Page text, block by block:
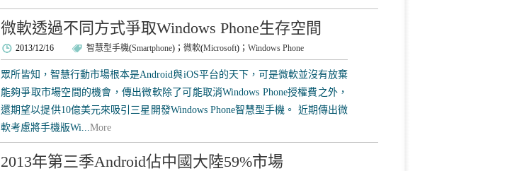
微軟透過不同方式爭取Windows Phone生存空間
2013/12/16 智慧型手機(Smartphone)； 微軟(Microsoft)； Windows Phone
眾所皆知，智慧行動市場根本是Android與iOS平台的天下，可是微軟並沒有放棄
能夠爭取市場空間的機會，傳出微軟除了可能取消Windows Phone授權費之外，
還期望以提供10億美元來吸引三星開發Windows Phone智慧型手機。 近期傳出微
軟考慮將手機版Wi...More
2013年第三季Android佔中國大陸59%市場